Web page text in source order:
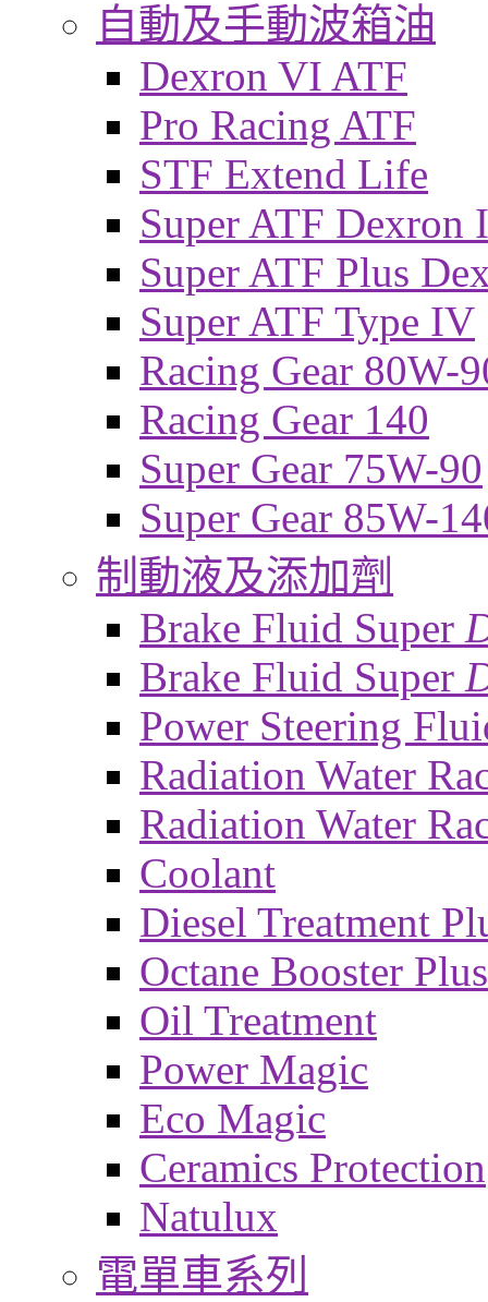
自動及手動波箱油
Dexron VI ATF
Pro Racing ATF
STF Extend Life
Super ATF Dexron
Super ATF Plus
Super ATF Type IV
Racing Gear 80W-
Racing Gear 140
Super Gear 75W-90
Super Gear 85W-
制動液及添加劑
Brake Fluid Super
Brake Fluid Super
Power Steering
Radiation Water
Radiation Water
Coolant
Diesel Treatment
Octane Booster Plus
Oil Treatment
Power Magic
Eco Magic
Ceramics Protection
Natulux
電單車系列